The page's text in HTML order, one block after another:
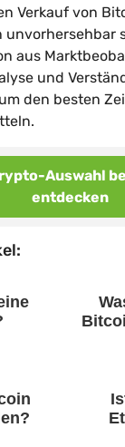
Verkauf von
aus
und
den besten
Auswahl
entdecken